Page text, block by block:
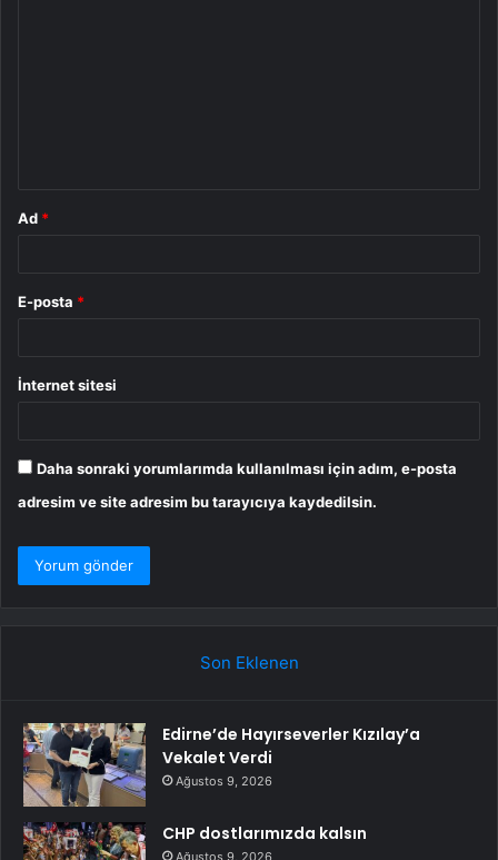
Ad *
E-posta *
İnternet sitesi
Daha sonraki yorumlarımda kullanılması için adım, e-posta
adresim ve site adresim bu tarayıcıya kaydedilsin.
Son Eklenen
Edirne’de Hayırseverler Kızılay’a
Vekalet Verdi
Ağustos 9, 2026
CHP dostlarımızda kalsın
Ağustos 9, 2026